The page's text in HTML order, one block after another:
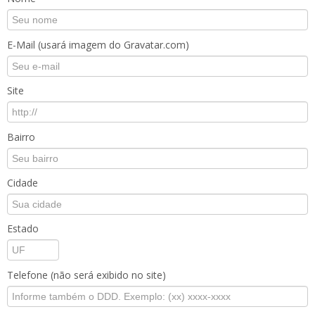
E-Mail (usará imagem do Gravatar.com)
Site
Bairro
Cidade
Estado
Telefone (não será exibido no site)